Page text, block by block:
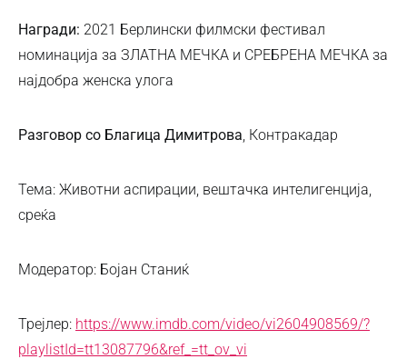
Награди: 2021 Берлински филмски фестивал
номинација за ЗЛАТНА МЕЧКА и СРЕБРЕНА МЕЧКА за
најдобра женска улога
Разговор со Благица Димитрова, Контракадар
Тема: Животни аспирации, вештачка интелигенција,
среќа
Модератор: Бојан Станиќ
Трејлер: https://www.imdb.com/video/vi2604908569/?
playlistId=tt13087796&ref_=tt_ov_vi